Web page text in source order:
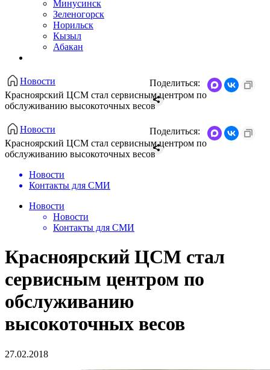
Минусинск
Зеленогорск
Норильск
Кызыл
Абакан
Новости
Красноярский ЦСМ стал сервисным центром по
обслуживанию высокоточных весов
Поделиться:
Новости
Красноярский ЦСМ стал сервисным центром по
обслуживанию высокоточных весов
Поделиться:
Новости
Контакты для СМИ
Новости
Новости
Контакты для СМИ
Красноярский ЦСМ стал
сервисным центром по
обслуживанию
высокоточных весов
27.02.2018